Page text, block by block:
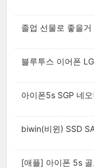
졸업 선물로 좋을
블루투스 이어폰
아이폰5s SGP 네
biwin(비윈) SSD
[애플] 아이폰 5s